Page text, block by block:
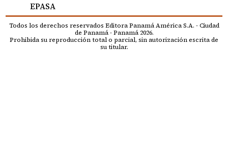
EPASA
Todos los derechos reservados Editora Panamá América S.A. - Ciudad
de Panamá - Panamá 2026.
Prohibida su reproducción total o parcial, sin autorización escrita de
su titular.